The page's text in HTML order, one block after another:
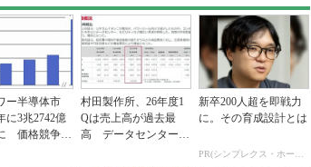
ー半導体市
に3兆2742億
価格競争さ
村田製作所、26年度1
Qは売上高が過去最
高 データセンター関
新卒200人超を即戦力
に。その育成設計とは
PR(シンプレクス・ホールディングス)